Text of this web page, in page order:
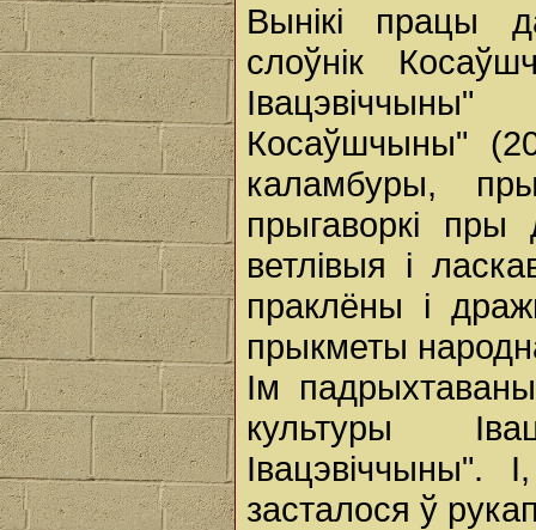
Вынікі працы
слоўнік
Косаўшчыны"
каламбуры,
прыгаворкі пры
ветлівыя і
праклёны і
прыкметы
Ім
культуры
Івацэвіччыны".
засталося ў